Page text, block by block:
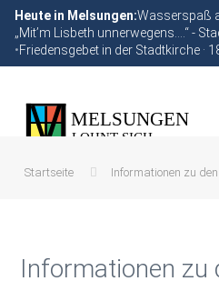
Heute in Melsungen:Wasserspaß
„Mit’m Lisbeth unnerwegens….“ -
•Friedensgebet in der Stadtkirche ·
Startseite Informationen zu
Informationen zu